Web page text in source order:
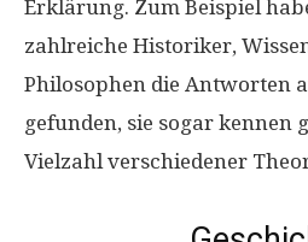
Erklärung. Zum Beispiel
zahlreiche Historiker,
Philosophen die Antworten
gefunden, sie sogar kennen
Vielzahl verschiedener